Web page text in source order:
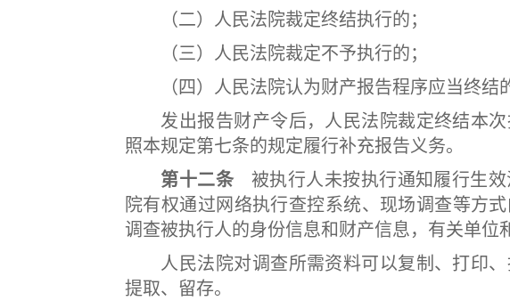
（二）人民法院裁定终结执行的；
（三）人民法院裁定不予执行的；
（四）人民法院认为财产报告程序应当终结的
发出报告财产令后，人民法院裁定终结本次
照本规定第七条的规定履行补充报告义务。
第十二条 被执行人未按执行通知履行生
院有权通过网络执行查控系统、现场调查等方
调查被执行人的身份信息和财产信息，有关单位
人民法院对调查所需资料可以复制、打印、
提取、留存。